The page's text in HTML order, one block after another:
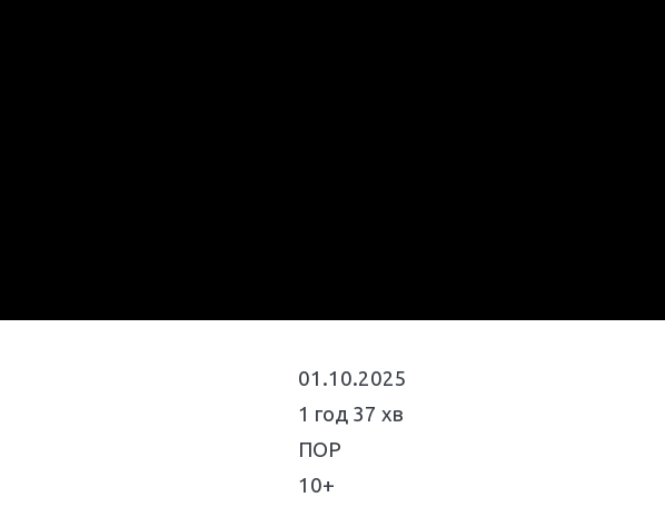
01.10.2025
1 год 37 хв
ПОР
10+